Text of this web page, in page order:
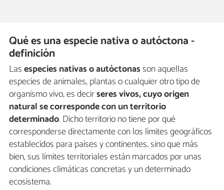
Qué es una especie nativa o autóctona -
definición
Lasespecies nativas o autóctonasson aquellas
especies de animales, plantas o cualquier otro tipo de
organismo vivo, es decirseres vivos, cuyo origen
natural se corresponde con un territorio
determinado. Dicho territorio no tiene por qué
corresponderse directamente con los límites geográficos
establecidos para países y continentes, sino que más
bien, sus límites territoriales están marcados por unas
condiciones climáticas concretas y un determinado
ecosistema.